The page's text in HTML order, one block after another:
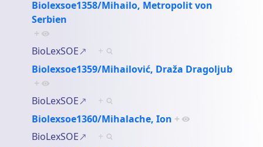
Biolexsoe1358/Mihailo, Metropolit von
Serbien
+
BioLexSOE
+
Biolexsoe1359/Mihailović, Draža Dragoljub
+
BioLexSOE
+
Biolexsoe1360/Mihalache, Ion +
BioLexSOE
+